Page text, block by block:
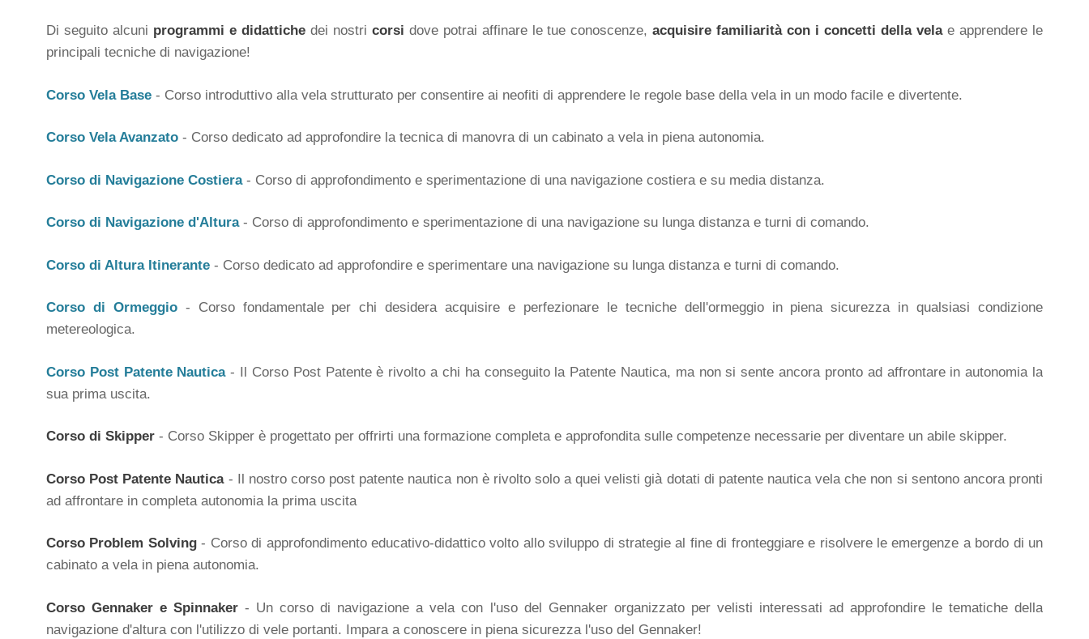
Di seguito alcuni programmi e didattichedei nostri corsi dove potrai affinare le tue conoscenze,acquisire familiarità con i concetti della velae apprendere le
principali tecniche di navigazione!
Corso Vela Base - Corso introduttivo alla vela strutturato per consentire ai neofiti di apprendere le regole base della vela in un modo facile e divertente.
Corso Vela Avanzato - Corso dedicato ad approfondire la tecnica di manovra di un cabinato a vela in piena autonomia.
Corso di Navigazione Costiera- Corso di approfondimento e sperimentazione di una navigazione costiera e su media distanza.
Corso di Navigazione d'Altura- Corso di approfondimento e sperimentazione di una navigazione su lunga distanza e turni di comando.
Corso di Altura Itinerante - Corso dedicato ad approfondire e sperimentare una navigazione su lunga distanza e turni di comando.
Corso di Ormeggio- Corso fondamentale per chi desidera acquisire e perfezionare le tecniche dell'ormeggio in piena sicurezza in qualsiasi condizione
metereologica.
Corso Post Patente Nautica- Il Corso Post Patente è rivolto a chi ha conseguito la Patente Nautica, ma non si sente ancora pronto ad affrontare in autonomia la
sua prima uscita.
Corso di Skipper - Corso Skipper è progettato per offrirti una formazione completa e approfondita sulle competenze necessarie per diventare un abile skipper.
Corso Post Patente Nautica- Il nostro corso post patente nautica non è rivolto solo a quei velisti già dotati di patente nautica vela che non si sentono ancora pronti
ad affrontare in completa autonomia la prima uscita
Corso Problem Solving- Corso di approfondimento educativo-didattico volto allo sviluppo di strategie al fine di fronteggiare e risolvere le emergenze a bordo di un
cabinato a vela in piena autonomia.
Corso Gennaker e Spinnaker - Un corso di navigazione a vela con l'uso del Gennaker organizzato per velisti interessati ad approfondire le tematiche della
navigazione d'altura con l'utilizzo di vele portanti. Impara a conoscere in piena sicurezza l'uso del Gennaker!